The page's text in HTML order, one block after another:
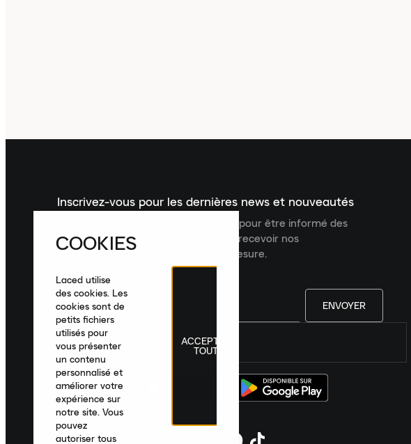
Inscrivez-vous pour les dernières news et nouveautés
Inscrivez-vous à la newsletter Laced pour être informé des
dernières nouveautés, collections et recevoir nos
recommandations de produits sur mesure.
ENVOYER
France|Français
COOKIES
Laced utilise
des cookies. Les
cookies sont de
petits fichiers
utilisés pour
vous présenter
un contenu
personnalisé et
améliorer votre
expérience sur
notre site. Vous
pouvez
autoriser tous
ACCEPTER
TOUT